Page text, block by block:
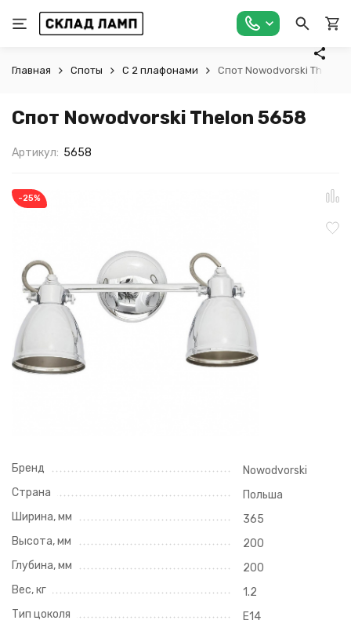
Главная Споты С 2 плафонами Спот Nowodvorski Thelon
Спот Nowodvorski Thelon 5658
Артикул: 5658
-25%
Бренд
Nowodvorski
Страна
Польша
Ширина, мм
365
Высота, мм
200
Глубина, мм
200
Вес, кг
1.2
Тип цоколя
E14